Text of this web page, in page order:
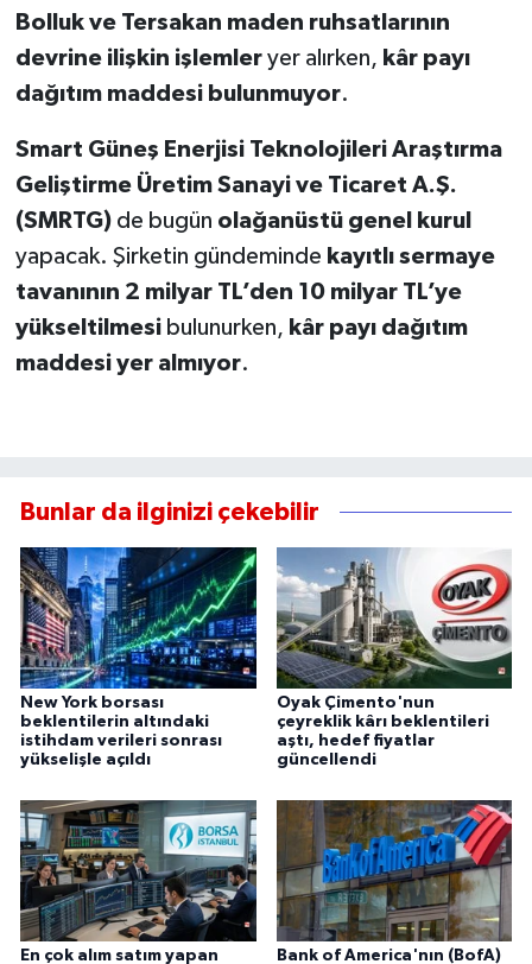
Bolluk ve Tersakan maden ruhsatlarının
devrine ilişkin işlemleryer alırken, kâr payı
dağıtım maddesi bulunmuyor.
Smart Güneş Enerjisi Teknolojileri Araştırma
Geliştirme Üretim Sanayi ve Ticaret A.Ş.
(SMRTG)de bugün olağanüstü genel kurul
yapacak. Şirketin gündeminde kayıtlı sermaye
tavanının 2 milyar TL’den 10 milyar TL’ye
yükseltilmesibulunurken, kâr payı dağıtım
maddesi yer almıyor.
Bunlar da ilginizi çekebilir
New York borsası
beklentilerin altındaki
istihdam verileri sonrası
yükselişle açıldı
Oyak Çimento'nun
çeyreklik kârı beklentileri
aştı, hedef fiyatlar
güncellendi
En çok alım satım yapan Bank of America'nın (BofA)